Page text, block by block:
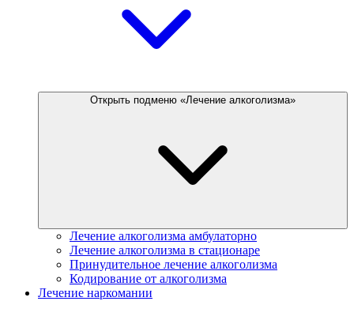
Открыть подменю «Лечение алкоголизма»
Лечение алкоголизма амбулаторно
Лечение алкоголизма в стационаре
Принудительное лечение алкоголизма
Кодирование от алкоголизма
Лечение наркомании